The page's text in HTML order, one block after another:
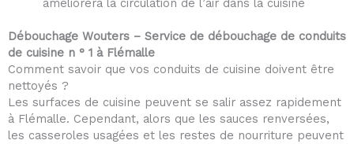
Débouchage Wouters – Service de débouchage de conduits
de cuisine n ° 1 à Flémalle
Comment savoir que vos conduits de cuisine doivent être
nettoyés ?
Les surfaces de cuisine peuvent se salir assez rapidement
à Flémalle. Cependant, alors que les sauces renversées,
les casseroles usagées et les restes de nourriture peuvent